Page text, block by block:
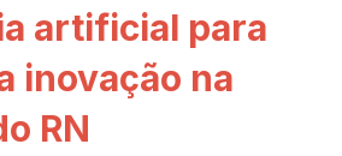
artificial para
inovação na
RN